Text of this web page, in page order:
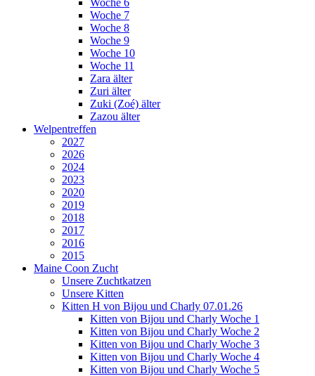
Woche 6
Woche 7
Woche 8
Woche 9
Woche 10
Woche 11
Zara älter
Zuri älter
Zuki (Zoé) älter
Zazou älter
Welpentreffen
2027
2026
2024
2023
2020
2019
2018
2017
2016
2015
Maine Coon Zucht
Unsere Zuchtkatzen
Unsere Kitten
Kitten H von Bijou und Charly 07.01.26
Kitten von Bijou und Charly Woche 1
Kitten von Bijou und Charly Woche 2
Kitten von Bijou und Charly Woche 3
Kitten von Bijou und Charly Woche 4
Kitten von Bijou und Charly Woche 5